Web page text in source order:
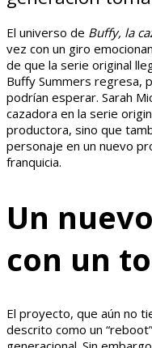
El universo de Buffy, la
vez con un giro
de que la serie original
Buffy Summers regresa,
podrían esperar. Sarah
cazadora en la serie
productora, sino que
personaje en un nuevo
franquicia.
Un
con un
El proyecto, que aún no
descrito como un